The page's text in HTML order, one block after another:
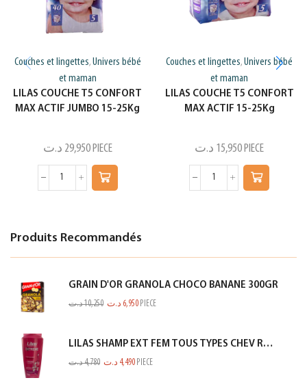
Couches et lingettes, Univers bébé
et maman
LILAS COUCHE T5 CONFORT
MAX ACTIF JUMBO 15-25Kg
29,950 د.ت PIECE
Couches et lingettes,Univers bébé
et maman
LILAS COUCHE T5 CONFORT
MAX ACTIF 15-25Kg
15,950 د.ت PIECE
Produits Recommandés
GRAIN D'OR GRANOLA CHOCO BANANE 300GR
10,250د.ت 6,950 د.ت PIECE
LILAS SHAMP EXT FEM TOUS TYPES CHEV ROSE 350ML
4,780د.ت 4,490 د.ت PIECE